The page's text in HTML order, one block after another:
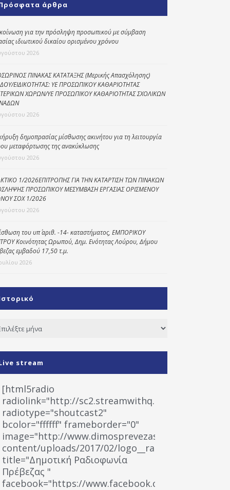
Kοινωνικό
φαρμακείο
Πρόγραμμα
“Βοήθεια στο σπίτι”
Κέντρο Ημερήσιας
Φροντίδας
άρθρα
για την πρόσληψη προσωπικού με σύμβαση
ιδιωτικού δικαίου ορισμένου χρόνου
2026
ΠΙΝΑΚΑΣ ΚΑΤΑΤΑΞΗΣ (Μερικής Απασχόλησης)
ΕΙΔΙΚΟΤΗΤΑΣ: ΥΕ ΠΡΟΣΩΠΙΚΟΥ ΚΑΘΑΡΙΟΤΗΤΑΣ
ΧΩΡΩΝ/ΥΕ ΠΡΟΣΩΠΙΚΟΥ ΚΑΘΑΡΙΟΤΗΤΑΣ ΣΧΟΛΙΚΩΝ
2026
δημοπρασίας μίσθωσης ακινήτου για τη λειτουργία
μεταφόρτωσης της ανακύκλωσης
2026
1/2026ΕΠΙΤΡΟΠΗΣ ΓΙΑ ΤΗΝ ΚΑΤΑΡΤΙΣΗ ΤΩΝ ΠΙΝΑΚΩΝ
ΠΡΟΣΩΠΙΚΟΥ ΜΕΣΥΜΒΑΣΗ ΕΡΓΑΣΙΑΣ ΟΡΙΣΜΕΝΟΥ
ΣΟΧ 1/2026
2026
του υπ΄ αριθ. -14- καταστήματος, ΕΜΠΟΡΙΚΟΥ
Κοινότητας Ωρωπού, Δημ. Ενότητας Λούρου, Δήμου
εμβαδού 17,50 τ.μ.
2026
stream
[html5radio
radiolink="http://sc2.streamwithq.com:8028/
radiotype="shoutcast2"
bcolor="ffffff" frameborder="0"
image="http://www.dimosprevezas.gr/wp-
content/uploads/2017/02/logo__radiofonias.jpg"
title="Δημοτική Ραδιοφωνία
Πρέβεζας "
facebook="https://www.facebook.com/